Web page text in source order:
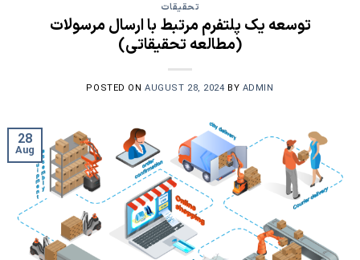
تحقیقات
توسعه یک پلتفرم مرتبط با ارسال مرسولات
(مطالعه تحقیقاتی)
POSTED ONAUGUST 28, 2024 BY ADMIN
28
Aug